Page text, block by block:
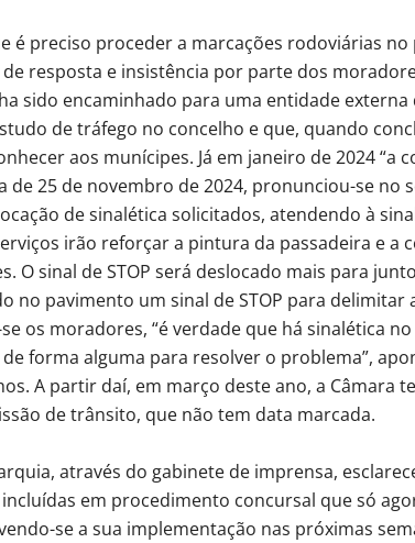
é preciso proceder a marcações rodoviárias no
resposta e insistência por parte dos
sido encaminhado para uma entidade externa
de tráfego no concelho e que, quando
aos munícipes. Já em janeiro de 2024 “a
25 de novembro de 2024, pronunciou-se no
de sinalética solicitados, atendendo à
irão reforçar a pintura da passadeira e a
O sinal de STOP será deslocado mais para
no pavimento um sinal de STOP para delimitar
os moradores, “é verdade que há sinalética
forma alguma para resolver o problema”,
A partir daí, em março deste ano, a Câmara
de trânsito, que não tem data marcada.
através do gabinete de imprensa,
em procedimento concursal que só
se a sua implementação nas próximas